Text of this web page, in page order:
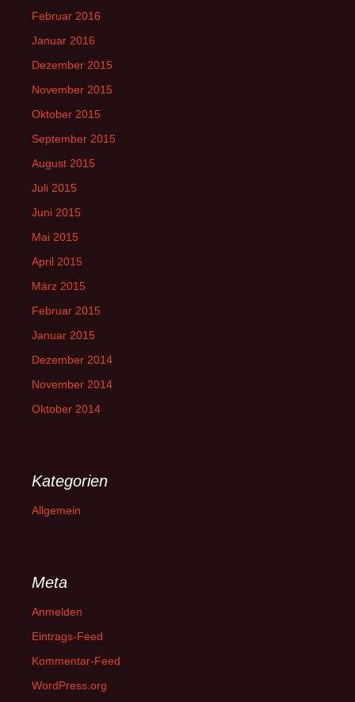
Februar 2016
Januar 2016
Dezember 2015
November 2015
Oktober 2015
September 2015
August 2015
Juli 2015
Juni 2015
Mai 2015
April 2015
März 2015
Februar 2015
Januar 2015
Dezember 2014
November 2014
Oktober 2014
Kategorien
Allgemein
Meta
Anmelden
Eintrags-Feed
Kommentar-Feed
WordPress.org